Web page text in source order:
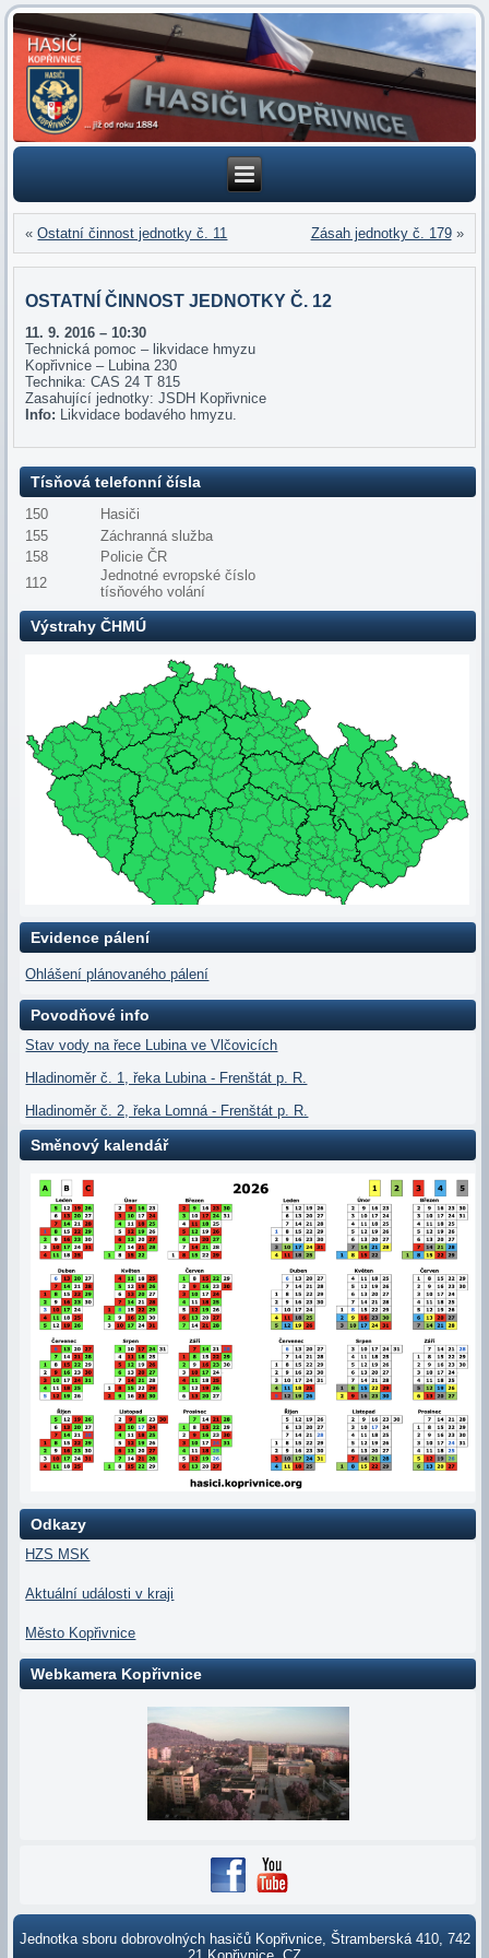
«Ostatní činnost jednotky č. 11 Zásah jednotky č. 179»
OSTATNÍ ČINNOST JEDNOTKY Č. 12
11. 9. 2016 – 10:30
Technická pomoc – likvidace hmyzu
Kopřivnice – Lubina 230
Technika: CAS 24 T 815
Zasahující jednotky: JSDH Kopřivnice
Info: Likvidace bodavého hmyzu.
Tísňová telefonní čísla
150
Hasiči
155
Záchranná služba
158
Policie ČR
112
Jednotné evropské číslo
tísňového volání
Výstrahy ČHMÚ
Evidence pálení
Ohlášení plánovaného pálení
Povodňové info
Stav vody na řece Lubina ve Vlčovicích
Hladinoměr č. 1, řeka Lubina - Frenštát p. R.
Hladinoměr č. 2, řeka Lomná - Frenštát p. R.
Směnový kalendář
Odkazy
HZS MSK
Aktuální události v kraji
Město Kopřivnice
Webkamera Kopřivnice
Jednotka sboru dobrovolných hasičů Kopřivnice, Štramberská 410, 742